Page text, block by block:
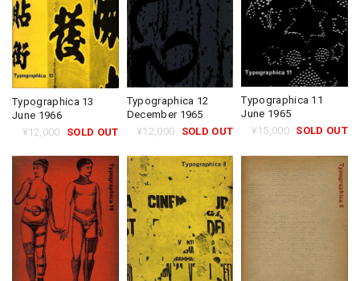
Typographica 13
June 1966
¥12,000
SOLD OUT
Typographica 12
December 1965
¥12,000
SOLD OUT
Typographica 11
June 1965
¥15,000 SOLD OUT